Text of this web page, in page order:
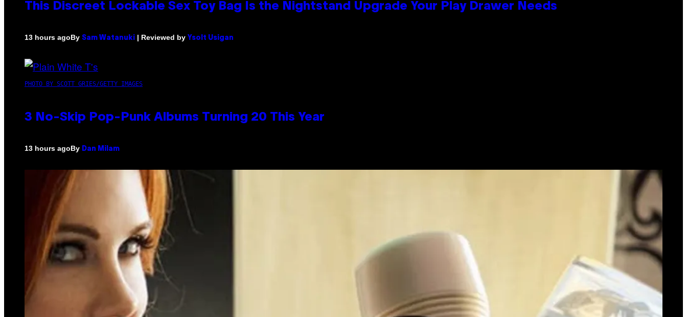
This Discreet Lockable Sex Toy Bag Is the Nightstand Upgrade Your Play Drawer Needs
13 hours agoBy Sam Watanuki | Reviewed by Ysolt Usigan
PHOTO BY SCOTT GRIES/GETTY IMAGES
3 No-Skip Pop-Punk Albums Turning 20 This Year
13 hours agoBy Dan Milam